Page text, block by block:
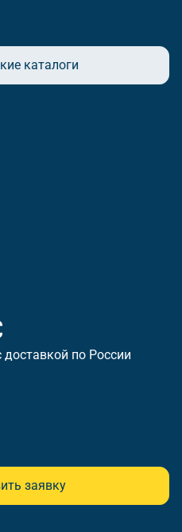
каталоги
по России
заявку